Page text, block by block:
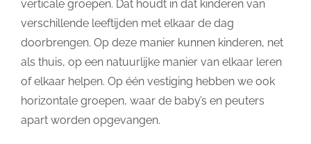
verticale groepen. Dat houdt in dat kinderen van
verschillende leeftijden met elkaar de dag
doorbrengen. Op deze manier kunnen kinderen, net
als thuis, op een natuurlijke manier van elkaar leren
of elkaar helpen. Op één vestiging hebben we ook
horizontale groepen, waar de baby’s en peuters
apart worden opgevangen.